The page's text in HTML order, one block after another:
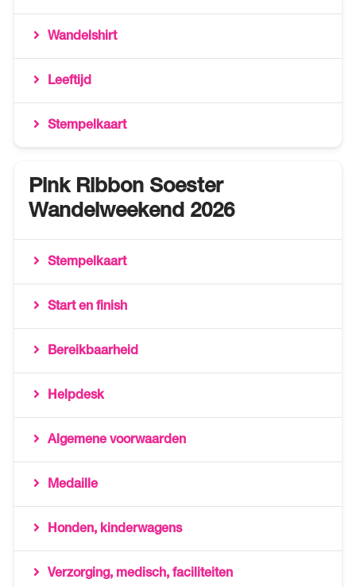
Wandelshirt
Leeftijd
Stempelkaart
Pink Ribbon Soester
Wandelweekend 2026
Stempelkaart
Start en finish
Bereikbaarheid
Helpdesk
Algemene voorwaarden
Medaille
Honden, kinderwagens
Verzorging, medisch, faciliteiten